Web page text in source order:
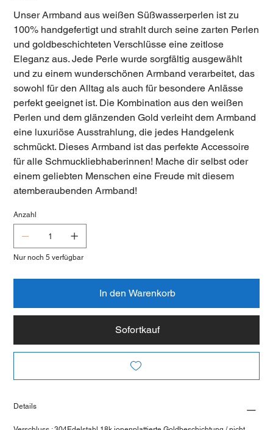
Unser Armband aus weißen Süßwasserperlen ist zu
100% handgefertigt und strahlt durch seine zarten Perlen
und goldbeschichteten Verschlüsse eine zeitlose
Eleganz aus. Jede Perle wurde sorgfältig ausgewählt
und zu einem wunderschönen Armband verarbeitet, das
sowohl für den Alltag als auch für besondere Anlässe
perfekt geeignet ist. Die Kombination aus den weißen
Perlen und dem glänzenden Gold verleiht dem Armband
eine luxuriöse Ausstrahlung, die jedes Handgelenk
schmückt. Dieses Armband ist das perfekte Accessoire
für alle Schmuckliebhaberinnen! Mache dir selbst oder
einem geliebten Menschen eine Freude mit diesem
atemberaubenden Armband!
Anzahl
Nur noch 5 verfügbar
In den Warenkorb
Sofortkauf
Details